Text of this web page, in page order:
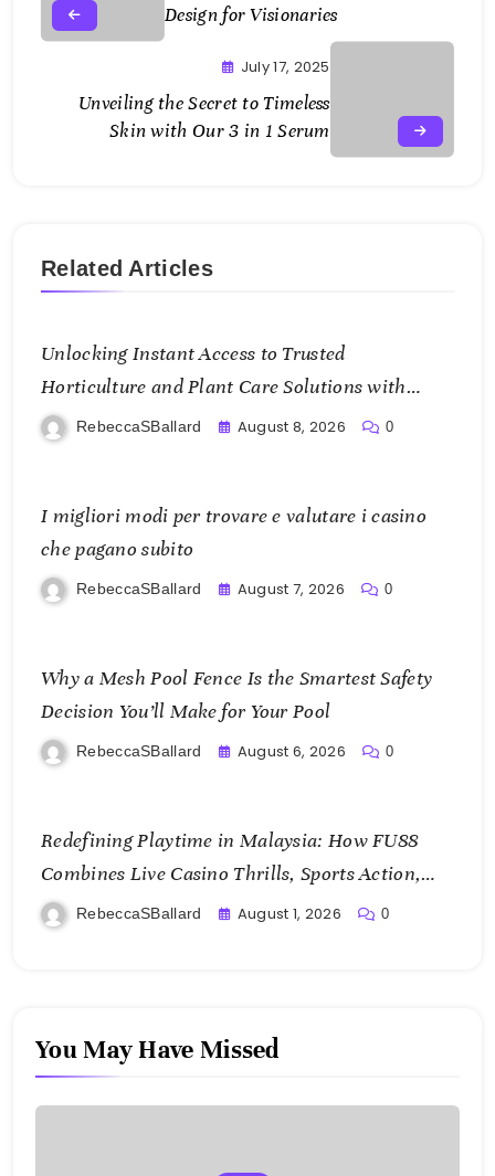
Design for Visionaries
July 17, 2025
Unveiling the Secret to Timeless
Skin with Our 3 in 1 Serum
Related Articles
Unlocking Instant Access to Trusted
Horticulture and Plant Care Solutions with
KOI77 LINK
RebeccaSBallard August 8, 2026 0
I migliori modi per trovare e valutare i casino
che pagano subito
RebeccaSBallard August 7, 2026 0
Why a Mesh Pool Fence Is the Smartest Safety
Decision You’ll Make for Your Pool
RebeccaSBallard August 6, 2026 0
Redefining Playtime in Malaysia: How FU88
Combines Live Casino Thrills, Sports Action,
and Mobile Freedom
RebeccaSBallard August 1, 2026 0
You May Have Missed